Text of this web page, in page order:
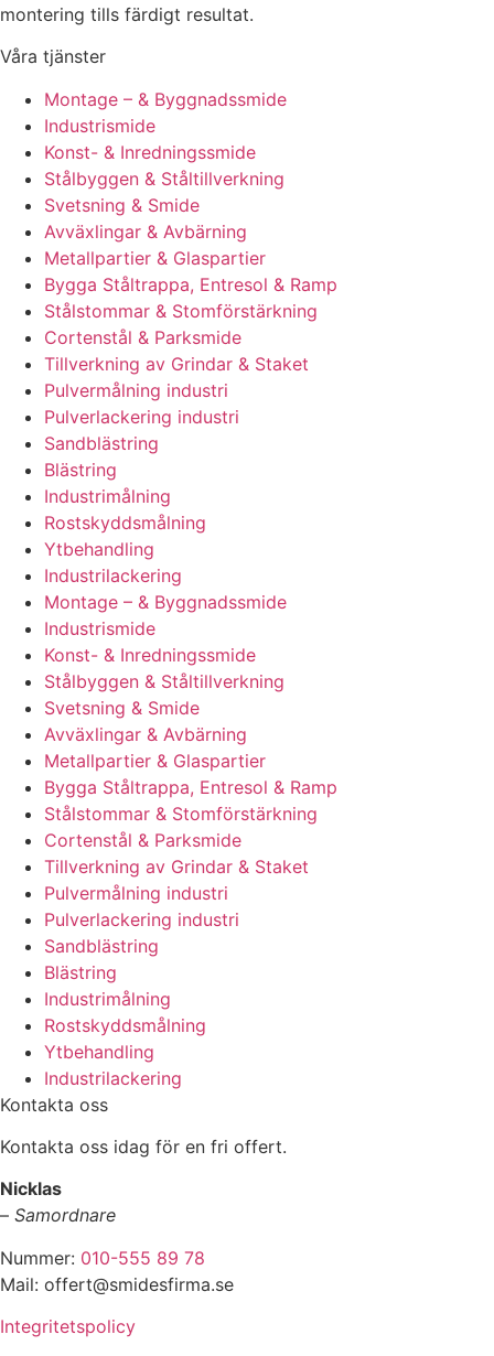
montering tills färdigt resultat.
Våra tjänster
Montage – & Byggnadssmide
Industrismide
Konst- & Inredningssmide
Stålbyggen & Ståltillverkning
Svetsning & Smide
Avväxlingar & Avbärning
Metallpartier & Glaspartier
Bygga Ståltrappa, Entresol & Ramp
Stålstommar & Stomförstärkning
Cortenstål & Parksmide
Tillverkning av Grindar & Staket
Pulvermålning industri
Pulverlackering industri
Sandblästring
Blästring
Industrimålning
Rostskyddsmålning
Ytbehandling
Industrilackering
Montage – & Byggnadssmide
Industrismide
Konst- & Inredningssmide
Stålbyggen & Ståltillverkning
Svetsning & Smide
Avväxlingar & Avbärning
Metallpartier & Glaspartier
Bygga Ståltrappa, Entresol & Ramp
Stålstommar & Stomförstärkning
Cortenstål & Parksmide
Tillverkning av Grindar & Staket
Pulvermålning industri
Pulverlackering industri
Sandblästring
Blästring
Industrimålning
Rostskyddsmålning
Ytbehandling
Industrilackering
Kontakta oss
Kontakta oss idag för en fri offert.
Nicklas
– Samordnare
Nummer: 010-555 89 78
Mail: offert@smidesfirma.se
Integritetspolicy